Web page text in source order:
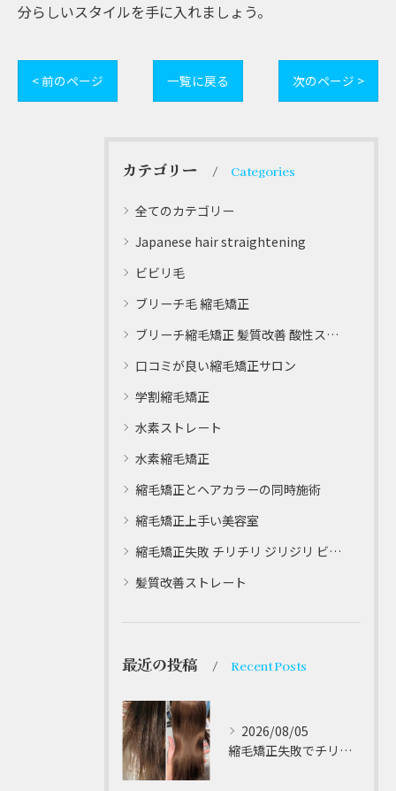
分らしいスタイルを手に入れましょう。
< 前のページ 一覧に戻る 次のページ >
カテゴリー Categories
全てのカテゴリー
Japanese hair straightening
ビビリ毛
ブリーチ毛 縮毛矯正
ブリーチ縮毛矯正 髪質改善 酸性ストレート
口コミが良い縮毛矯正サロン
学割縮毛矯正
水素ストレート
水素縮毛矯正
縮毛矯正とヘアカラーの同時施術
縮毛矯正上手い美容室
縮毛矯正失敗 チリチリ ジリジリ ビビり直し専門
髪質改善ストレート
最近の投稿 Recent Posts
2026/08/05
縮毛矯正失敗でチリチリジリジリの髪をビビり直し専門が丁寧に修復する方法解説